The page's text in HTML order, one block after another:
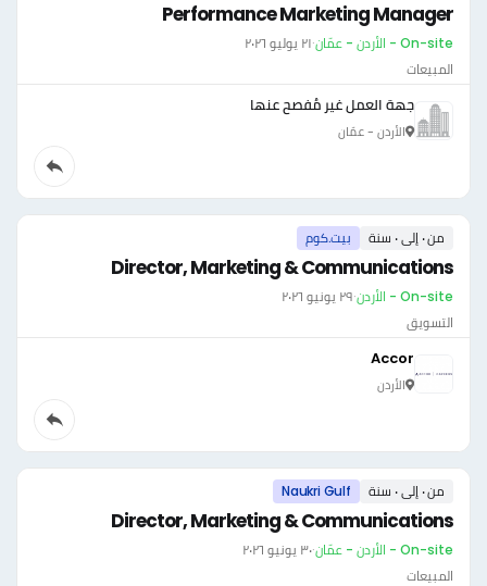
Performance Marketing Manager
On-site - الأردن - عمّان ·٢١ يوليو ٢٠٢٦
المبيعات
جهة العمل غير مُفصح عنها
الأردن - عمّان
من ٠ إلى ٠ سنة بيت.كوم
Director, Marketing & Communications
On-site - الأردن ·٢٩ يونيو ٢٠٢٦
التسويق
Accor
الأردن
من ٠ إلى ٠ سنة Naukri Gulf
Director, Marketing & Communications
On-site - الأردن - عمّان ·٣٠ يونيو ٢٠٢٦
المبيعات